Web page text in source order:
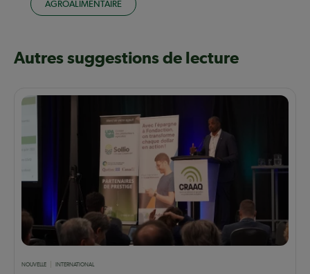
AGROALIMENTAIRE
Autres suggestions de lecture
NOUVELLE INTERNATIONAL